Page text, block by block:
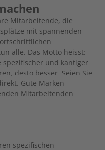
Mitarbeitende, die
mit spannenden
alle. Das Motto heisst:
spezifischer und kantiger
desto besser. Seien Sie
Gute Marken
Mitarbeitenden
spezifischen